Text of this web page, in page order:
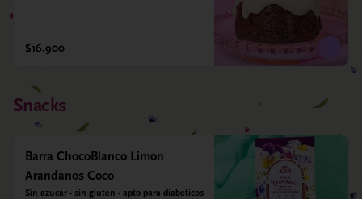
$16.900
Snacks
Barra ChocoBlanco Limon
Arandanos Coco
Sin azucar - sin gluten - apto para diabeticos